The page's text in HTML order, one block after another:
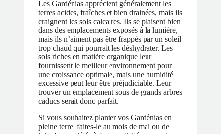
Les Gardénias apprécient généralement les
terres acides, fraîches et bien drainées, mais ils
craignent les sols calcaires. Ils se plaisent bien
dans des emplacements exposés à la lumière,
mais ils n’aiment pas être frappés par un soleil
trop chaud qui pourrait les déshydrater. Les
sols riches en matière organique leur
fournissent le meilleur environnement pour
une croissance optimale, mais une humidité
excessive peut leur être préjudiciable. Leur
trouver un emplacement sous de grands arbres
caducs serait donc parfait.
Si vous souhaitez planter vos Gardénias en
pleine terre, faites-le au mois de mai ou de